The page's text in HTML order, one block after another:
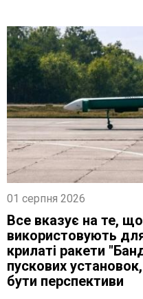
01 серпня 2026
Все вказує на те,
використовують
крилаті ракети
пускових
бути перспективи